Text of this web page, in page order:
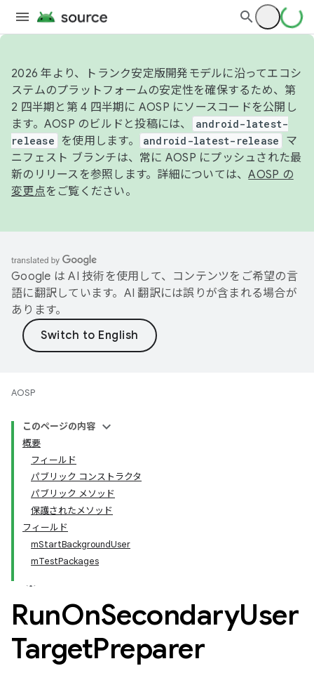
2026 年より、トランク安定版開発モデルに沿ってエコシ
ステムのプラットフォームの安定性を確保するため、第
2 四半期と第 4 四半期に AOSP にソースコードを公開し
ます。AOSP のビルドと投稿には、
android-latest-
release
を使用します。 android-latest-release
マ
ニフェスト ブランチは、常に AOSP にプッシュされた最
新のリリースを参照します。詳細については、AOSP の
変更点をご覧ください。
Google は AI 技術を使用して、コンテンツをご希望の言
語に翻訳しています。AI 翻訳には誤りが含まれる場合が
あります。
AOSP
このページの内容
概要
フィールド
パブリック コンストラクタ
パブリック メソッド
保護されたメソッド
フィールド
mStartBackgroundUser
mTestPackages
RunOnSecondaryUser
TargetPreparer